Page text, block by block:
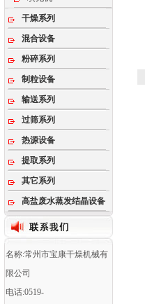
干燥系列
混合设备
粉碎系列
制粒设备
输送系列
过筛系列
热源设备
提取系列
其它系列
高盐废水蒸发结晶设备
名称:常州市宝康干燥机械有
限公司
电话:0519-